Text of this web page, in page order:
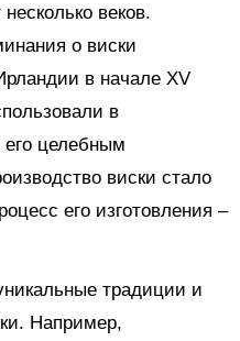
веков.
о виски
в начале XV
в
целебным
виски стало
его изготовления –
традиции и
Например,